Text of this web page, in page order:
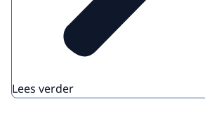
Lees verder